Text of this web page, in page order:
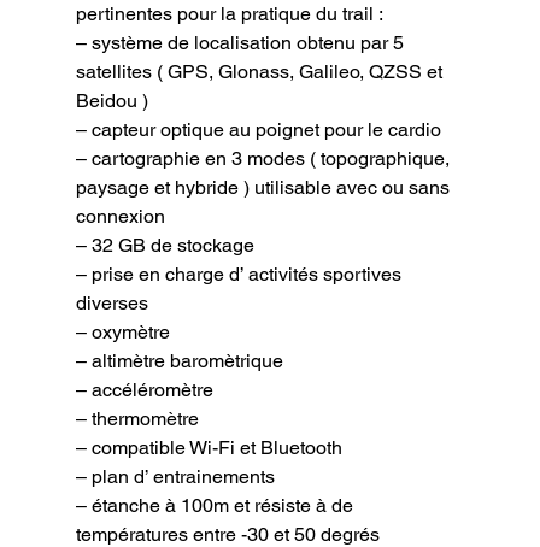
pertinentes pour la pratique du trail :
– système de localisation obtenu par 5
satellites ( GPS, Glonass, Galileo, QZSS et
Beidou )
– capteur optique au poignet pour le cardio
– cartographie en 3 modes ( topographique,
paysage et hybride ) utilisable avec ou sans
connexion
– 32 GB de stockage
– prise en charge d’ activités sportives
diverses
– oxymètre
– altimètre baromètrique
– accéléromètre
– thermomètre
– compatible Wi-Fi et Bluetooth
– plan d’ entrainements
– étanche à 100m et résiste à de
températures entre -30 et 50 degrés